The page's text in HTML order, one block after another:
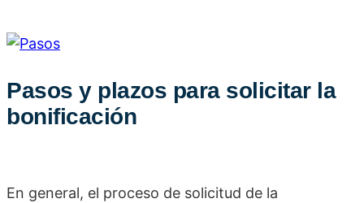
Pasos y plazos para solicitar la
bonificación
En general, el proceso de solicitud de la